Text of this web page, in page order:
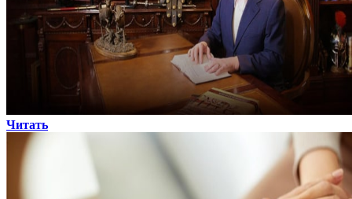
Читать